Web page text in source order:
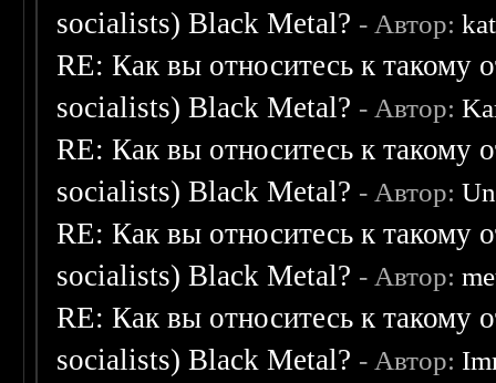
socialists) Black Metal? - Автор:
RE: Как вы относитесь к такому
socialists) Black Metal? - Автор:
RE: Как вы относитесь к такому
socialists) Black Metal? - Автор:
RE: Как вы относитесь к такому
socialists) Black Metal? - Автор:
RE: Как вы относитесь к такому
socialists) Black Metal? - Автор: